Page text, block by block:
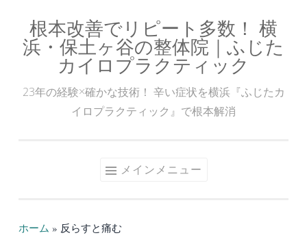
ン
根本改善でリピート多数！ 横
浜・保土ヶ谷の整体院｜ふじた
カイロプラクティック
23年の経験×確かな技術！ 辛い症状を横浜『ふじたカ
イロプラクティック』で根本解消
メインメニュー
ホーム » 反らすと痛む